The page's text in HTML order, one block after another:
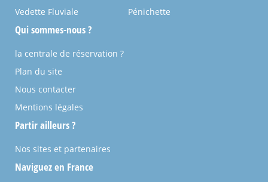
Vedette Fluviale
Pénichette
Qui sommes-nous ?
la centrale de réservation ?
Plan du site
Nous contacter
Mentions légales
Partir ailleurs ?
Nos sites et partenaires
Naviguez en France